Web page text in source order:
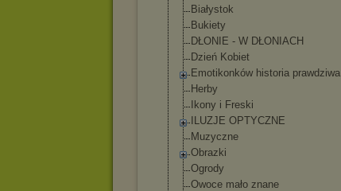
Białystok
Bukiety
DŁONIE - W DŁONIACH
Dzień Kobiet
Emotikonków historia prawdziwa
Herby
Ikony i Freski
ILUZJE OPTYCZNE
Muzyczne
Obrazki
Ogrody
Owoce mało znane